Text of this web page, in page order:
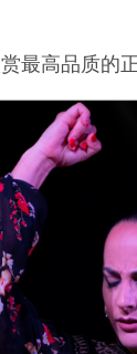
最高品质的